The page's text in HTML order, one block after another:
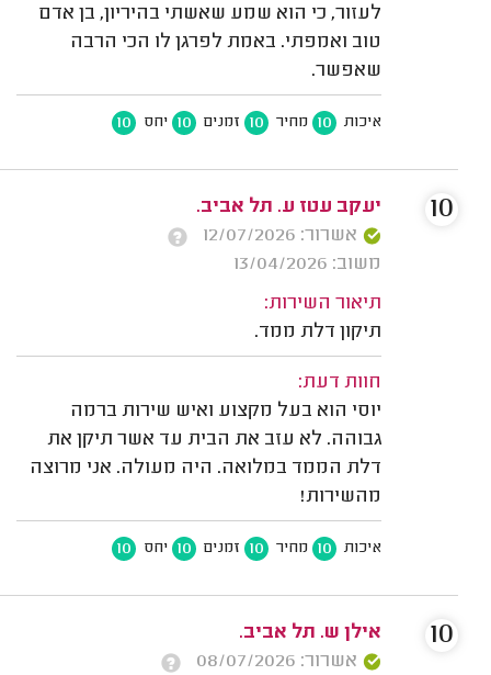
לעזור, כי הוא שמע שאשתי בהיריון, בן אדם
טוב ואמפתי. באמת לפרגן לו הכי הרבה
שאפשר.
איכות 10 מחיר 10 זמנים 10 יחס 10
יעקב עטז ע. תל אביב.
אשרור: 12/07/2026
משוב: 13/04/2026
תיאור השירות:
תיקון דלת ממד.
חוות דעת:
יוסי הוא בעל מקצוע ואיש שירות ברמה
גבוהה. לא עזב את הבית עד אשר תיקן את
דלת הממד במלואה. היה מעולה. אני מרוצה
מהשירות!
איכות 10 מחיר 10 זמנים 10 יחס 10
10
אילן ש. תל אביב.
אשרור: 08/07/2026
10